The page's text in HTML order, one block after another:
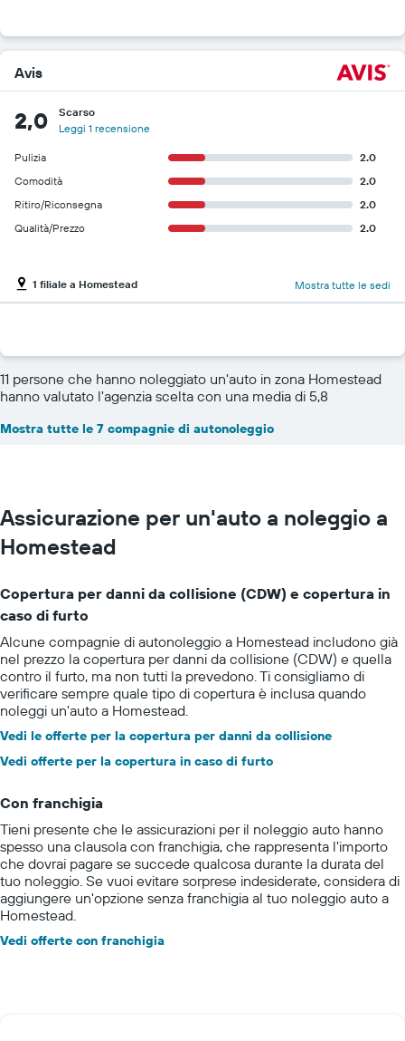
Avis
2,0
Scarso
Leggi 1 recensione
Pulizia
2.0
Comodità
2.0
Ritiro/Riconsegna
2.0
Qualità/Prezzo
2.0
1 filiale a Homestead Mostra tutte le sedi
11 persone che hanno noleggiato un'auto in zona Homestead
hanno valutato l'agenzia scelta con una media di 5,8
Mostra tutte le 7 compagnie di autonoleggio
Assicurazione per un'auto a noleggio a
Homestead
Copertura per danni da collisione (CDW) e copertura in
caso di furto
Alcune compagnie di autonoleggio a Homestead includono già
nel prezzo la copertura per danni da collisione (CDW) e quella
contro il furto, ma non tutti la prevedono. Ti consigliamo di
verificare sempre quale tipo di copertura è inclusa quando
noleggi un'auto a Homestead.
Vedi le offerte per la copertura per danni da collisione
Vedi offerte per la copertura in caso di furto
Con franchigia
Tieni presente che le assicurazioni per il noleggio auto hanno
spesso una clausola con franchigia, che rappresenta l'importo
che dovrai pagare se succede qualcosa durante la durata del
tuo noleggio. Se vuoi evitare sorprese indesiderate, considera di
aggiungere un'opzione senza franchigia al tuo noleggio auto a
Homestead.
Vedi offerte con franchigia